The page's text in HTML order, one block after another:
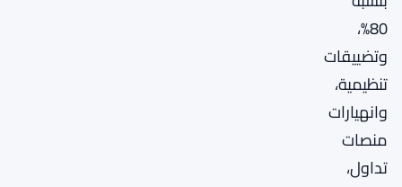
80%،
وتضييقات
تنظيمية،
وانهيارات
منصات
تداول،